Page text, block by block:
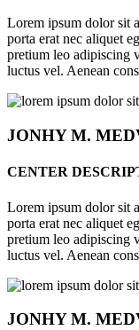
Lorem ipsum dolor sit
porta erat nec aliquet
pretium leo adipiscing
luctus vel. Aenean
JONHYM.
CENTER
Lorem ipsum dolor sit
porta erat nec aliquet
pretium leo adipiscing
luctus vel. Aenean
JONHYM.